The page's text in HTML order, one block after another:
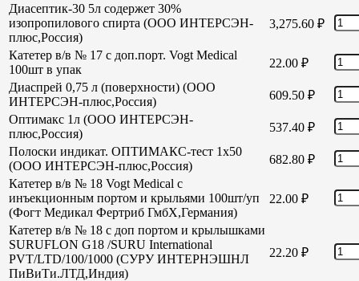
Диасептик-30 5л содержет 30%
изопропилового спирта (ООО ИНТЕРСЭН-
плюс,Россия)
3,275.60 ₽
Катетер в/в № 17 с доп.порт. Vogt Medical
100шт в упак
22.00 ₽
Диаспрей 0,75 л (поверхности) (ООО
ИНТЕРСЭН-плюс,Россия)
609.50 ₽
Оптимакс 1л (ООО ИНТЕРСЭН-
плюс,Россия)
537.40 ₽
Полоски индикат. ОПТИМАКС-тест 1х50
(ООО ИНТЕРСЭН-плюс,Россия)
682.80 ₽
Катетер в/в № 18 Vogt Medical с
инъекционным портом и крыльями 100шт/уп
(Фогт Медикал Фертриб ГмбХ,Германия)
22.00 ₽
Катетер в/в № 18 с доп портом и крылышками
SURUFLON G18 /SURU International
PVT/LTD/100/1000 (СУРУ ИНТЕРНЭШНЛ
ПиВиТи.ЛТД,Индия)
22.20 ₽